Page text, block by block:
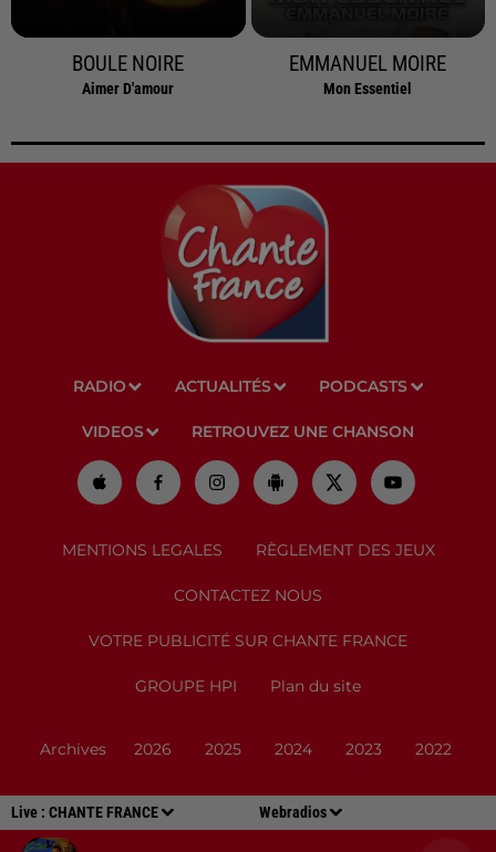
Live : CHANTE FRANCE Webradios
BOULE NOIRE
Aimer D'amour
EMMANUEL MOIRE
Mon Essentiel
RADIO ACTUALITÉS PODCASTS
VIDEOS RETROUVEZ UNE CHANSON
MENTIONS LEGALES RÈGLEMENT DES JEUX
CONTACTEZ NOUS
VOTRE PUBLICITÉ SUR CHANTE FRANCE
GROUPE HPI Plan du site
Archives 2026 2025 2024 2023 2022